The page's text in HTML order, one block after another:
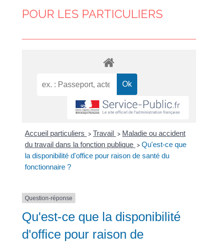
POUR LES PARTICULIERS
Accueil particuliers > Travail > Maladie ou accident
du travail dans la fonction publique > Qu'est-ce que
la disponibilité d'office pour raison de santé du
fonctionnaire ?
Question-réponse
Qu'est-ce que la disponibilité
d'office pour raison de